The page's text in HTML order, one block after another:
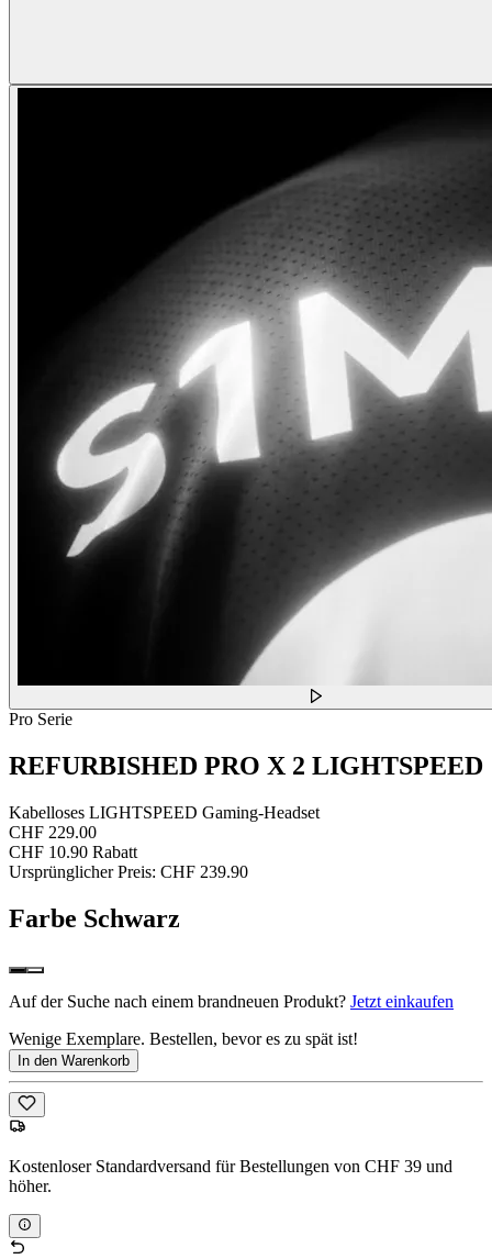
Pro Serie
REFURBISHED PRO X 2 LIGHTSPEED
Kabelloses LIGHTSPEED Gaming-Headset
CHF 229.00
CHF 10.90 Rabatt
Ursprünglicher Preis: CHF 239.90
Farbe Schwarz
Auf der Suche nach einem brandneuen Produkt? Jetzt einkaufen
Wenige Exemplare. Bestellen, bevor es zu spät ist!
In den Warenkorb
Kostenloser Standardversand für Bestellungen von CHF 39 und
höher.